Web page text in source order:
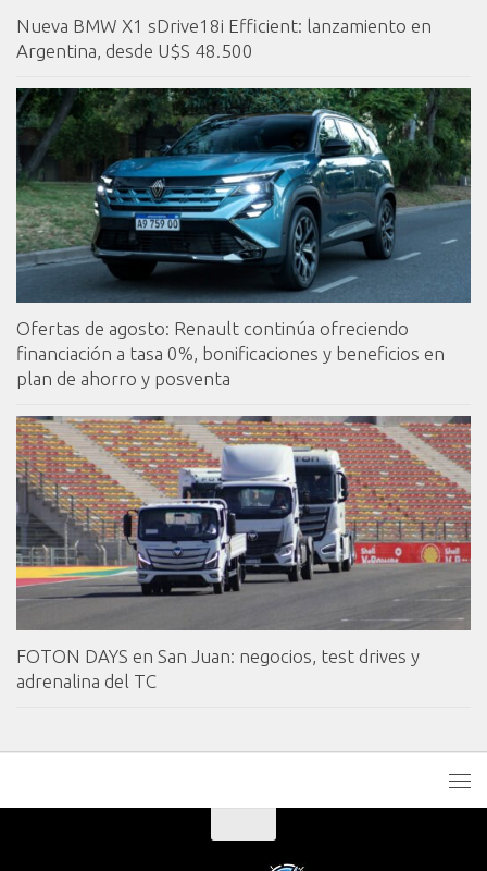
Nueva BMW X1 sDrive18i Efficient: lanzamiento en
Argentina, desde U$S 48.500
Ofertas de agosto: Renault continúa ofreciendo
financiación a tasa 0%, bonificaciones y beneficios en
plan de ahorro y posventa
FOTON DAYS en San Juan: negocios, test drives y
adrenalina del TC